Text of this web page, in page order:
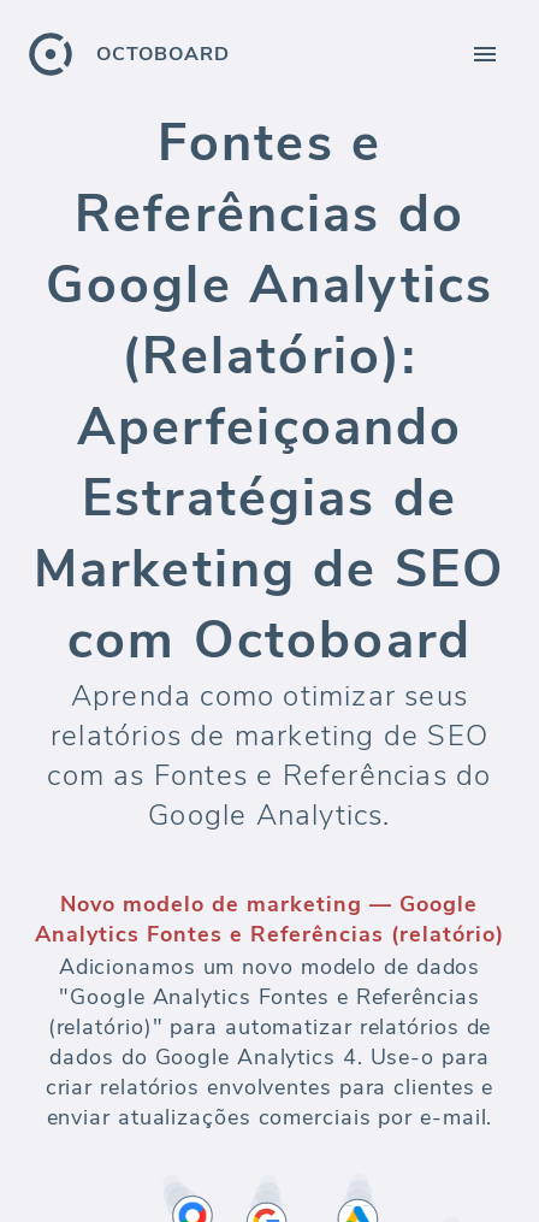
OCTOBOARD
Fontes e
Referências do
Google Analytics
(Relatório):
Aperfeiçoando
Estratégias de
Marketing de SEO
com Octoboard
Aprenda como otimizar seus
relatórios de marketing de SEO
com as Fontes e Referências do
Google Analytics.
Novo modelo de marketing — Google
Analytics Fontes e Referências (relatório)
Adicionamos um novo modelo de dados
"Google Analytics Fontes e Referências
(relatório)" para automatizar relatórios de
dados do Google Analytics 4. Use-o para
criar relatórios envolventes para clientes e
enviar atualizações comerciais por e-mail.